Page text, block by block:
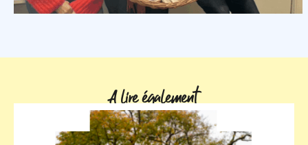
A lire également